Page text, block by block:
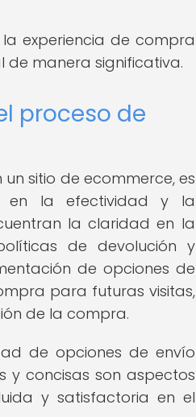
experiencia de compra
de manera significativa.
proceso de
sitio de ecommerce, es
en la efectividad y la
la claridad en la
de devolución y
de opciones de
para futuras visitas,
de la compra.
de opciones de envío
y concisas son aspectos
y satisfactoria en el